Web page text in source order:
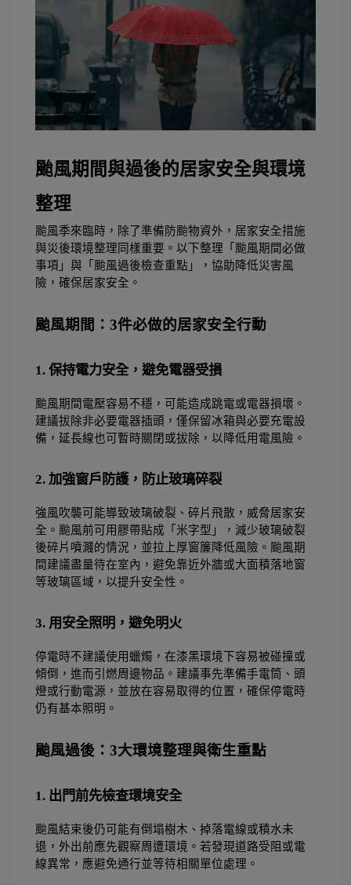
颱風期間與過後的居家安全與環境
整理
颱風季來臨時，除了準備防颱物資外，居家安全措施
與災後環境整理同樣重要。以下整理「颱風期間必做
事項」與「颱風過後檢查重點」，協助降低災害風
險，確保居家安全。
颱風期間：3件必做的居家安全行動
1. 保持電力安全，避免電器受損
颱風期間電壓容易不穩，可能造成跳電或電器損壞。
建議拔除非必要電器插頭，僅保留冰箱與必要充電設
備，延長線也可暫時關閉或拔除，以降低用電風險。
2. 加強窗戶防護，防止玻璃碎裂
強風吹襲可能導致玻璃破裂、碎片飛散，威脅居家安
全。颱風前可用膠帶貼成「米字型」，減少玻璃破裂
後碎片噴濺的情況，並拉上厚窗簾降低風險。颱風期
間建議盡量待在室內，避免靠近外牆或大面積落地窗
等玻璃區域，以提升安全性。
3. 用安全照明，避免明火
停電時不建議使用蠟燭，在漆黑環境下容易被碰撞或
傾倒，進而引燃周邊物品。建議事先準備手電筒、頭
燈或行動電源，並放在容易取得的位置，確保停電時
仍有基本照明。
颱風過後：3大環境整理與衛生重點
1. 出門前先檢查環境安全
颱風結束後仍可能有倒塌樹木、掉落電線或積水未
退，外出前應先觀察周遭環境。若發現道路受阻或電
線異常，應避免通行並等待相關單位處理。